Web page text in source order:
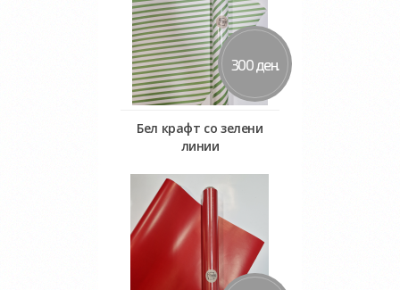
300 ден.
Бел крафт со зелени
линии
Во кошничка